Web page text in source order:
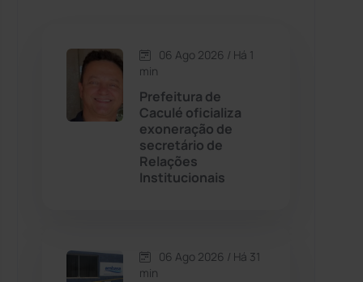
Caetité (1504)
Candiba
Cândido Sales
Caturama
06 Ago 2026 / Há 1
min
Prefeitura de
Caculé oficializa
exoneração de
secretário de
Relações
Institucionais
06 Ago 2026 / Há 31
min